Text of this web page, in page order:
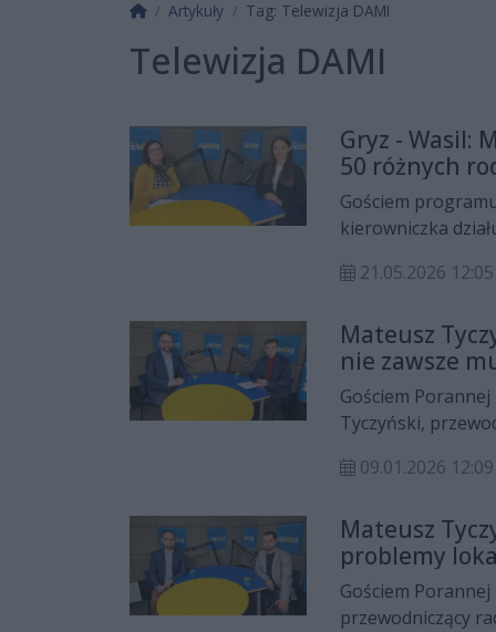
Strona główna
Artykuły Tag: Telewizja DAMI
Telewizja DAMI
Gryz - Wasil:
50 różnych
inspiracji
Gościem
kierowniczka
Amfiteatrze,
21.05.2026 12:05
Mateusz
nie zawsze
szanować
Gościem
Tyczyński,
granicach kultury
znaczeniu
planowanej
przyszłości
09.01.2026 12:09
Mateusz
problemy
Gościem Porannej
przewodniczący